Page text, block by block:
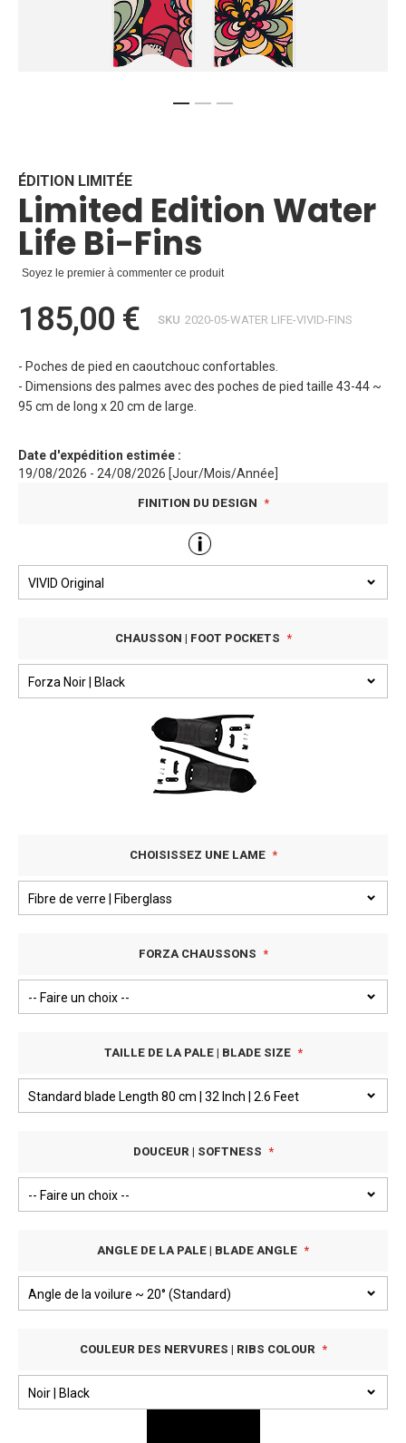
beginning
of
the
images
gallery
ÉDITION LIMITÉE
Limited Edition Water
Life Bi-Fins
Soyez le premier à commenter ce produit
185,00 € SKU 2020-05-WATER LIFE-VIVID-FINS
- Poches de pied en caoutchouc confortables.
- Dimensions des palmes avec des poches de pied taille 43-44 ~
95 cm de long x 20 cm de large.
Date d'expédition estimée :
19/08/2026 - 24/08/2026 [Jour/Mois/Année]
FINITION DU DESIGN
CHAUSSON | FOOT POCKETS
CHOISISSEZ UNE LAME
FORZA CHAUSSONS
TAILLE DE LA PALE | BLADE SIZE
DOUCEUR | SOFTNESS
ANGLE DE LA PALE | BLADE ANGLE
COULEUR DES NERVURES | RIBS COLOUR